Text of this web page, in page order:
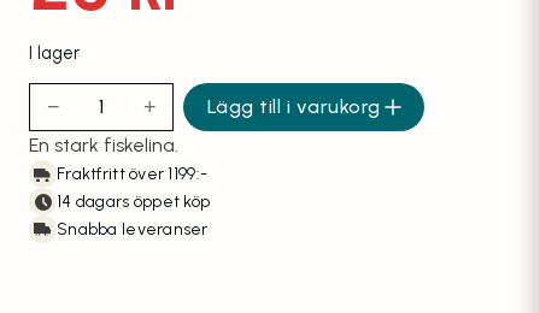
I lager
Pimpellina expert fluo-ice 0.25mm Gul fluorescerande
− +
Lägg till i varukorg
En stark fiskelina.
Fraktfritt över 1199:-
14 dagars öppet köp
Snabba leveranser